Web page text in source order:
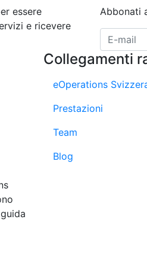
essere
e ricevere
Abbonati
E-Mail Adresse
Collegamenti
eOperations
Prestazioni
Team
Blog